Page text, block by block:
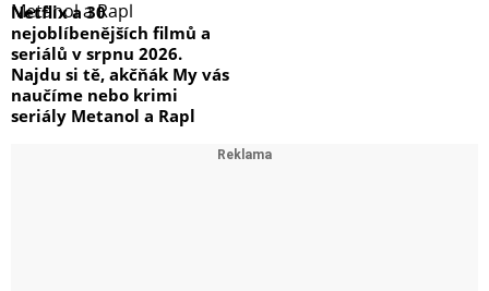
Netflix a 30
nejoblíbenějších filmů a
seriálů v srpnu 2026.
Najdu si tě, akčňák My vás
naučíme nebo krimi
seriály Metanol a Rapl